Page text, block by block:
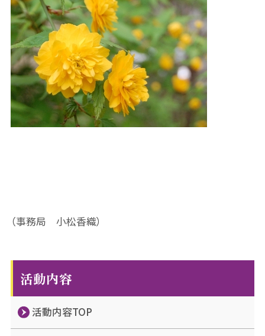
活動内容
活動内容TOP
（事務局 小松香織）